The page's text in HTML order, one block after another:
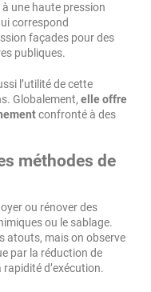
une haute pression
correspond
façades pour des
publiques.
l’utilité de cette
Globalement, elle offre
confronté à des
méthodes de
ou rénover des
ou le sablage.
atouts, mais on observe
par la réduction de
rapidité d’exécution.